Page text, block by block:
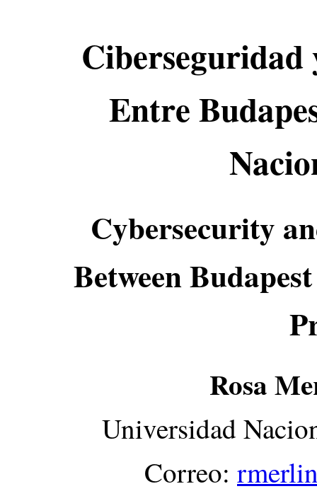
Entre
Cybersecurity
Between
Rosa
Universidad
Correo: